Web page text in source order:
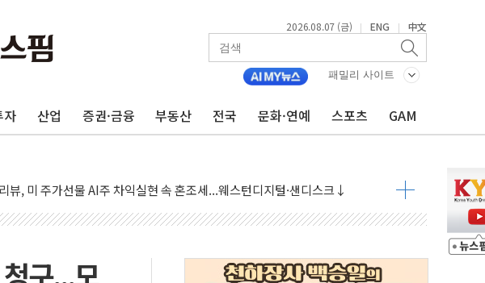
2026.08.07 (금) | ENG | 中文
패밀리 사이트
자 산업 증권·금융 부동산 전국 문화·연예 스포츠 GAM
한 실적 소화하며 대부분 상승… "2분기 기업 순이익 21% 증가" 전망
방 "러, 우크라 드론으로 나토 회원국 공격 검토… 거짓 깃발 작전"
전 특징주...모더나·아이온큐·도어대시↑ VS 샌디스크·피그마·앱러빈↓
영업이익 N% 성과급 반대…상법·자본시장법 개정 논의"
거리 탄도미사일 발사에 긴급 안보 점검회의
최고…美 고용 둔화·호르무즈 재개방 기대에 강세
드론으로 우크라 민간인 '사파리' 공격… 시민들 공포감 극대화 전략
구...모